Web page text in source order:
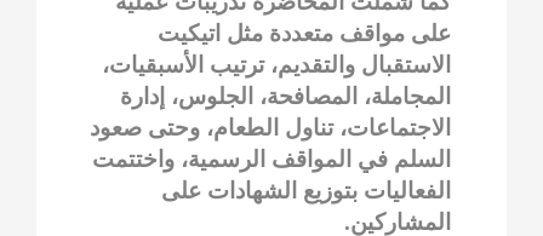
على مواقف متعددة مثل اتيكيت
الاستقبال والتقديم، ترتيب الأسبقيات،
المجاملة، المصافحة، الجلوس، إدارة
الاجتماعات، تناول الطعام، وحتى صعود
السلم في المواقف الرسمية، واختتمت
الفعاليات بتوزيع الشهادات على
المشاركين.